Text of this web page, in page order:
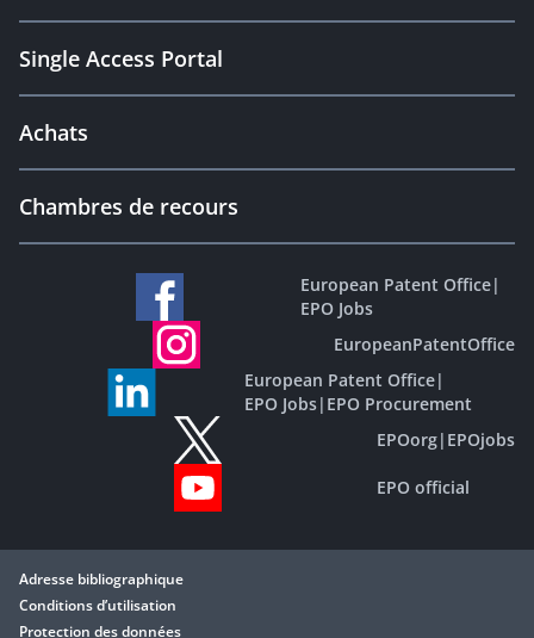
Single Access Portal
Achats
Chambres de recours
European Patent Office|
EPO Jobs
EuropeanPatentOffice
European Patent Office|
EPO Jobs| EPO Procurement
EPOorg| EPOjobs
EPO official
Adresse bibliographique
Conditions d’utilisation
Protection des données